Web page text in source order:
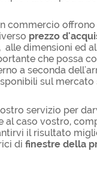
commercio
prezzo
dimensioni ed
che possa
a seconda
sul
servizio per
al caso vostro,
il risultato
di finestre della